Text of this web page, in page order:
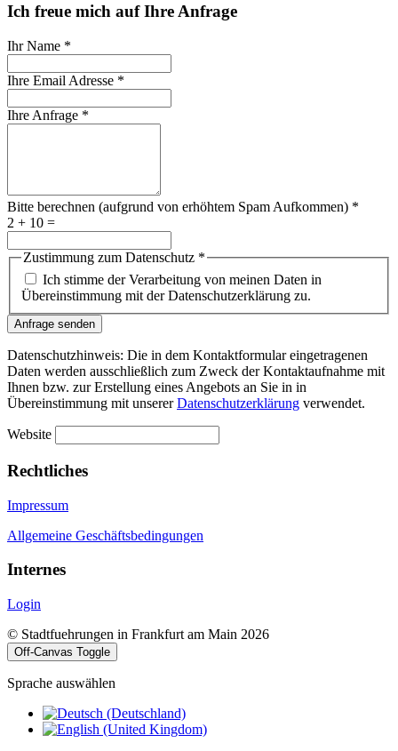
Ich freue mich auf Ihre Anfrage
Ihr Name *
Ihre Email Adresse *
Ihre Anfrage *
Bitte berechnen (aufgrund von erhöhtem Spam Aufkommen) *
2 + 10 =
Zustimmung zum Datenschutz *
Ich stimme der Verarbeitung von meinen Daten in
Übereinstimmung mit der Datenschutzerklärung zu.
Anfrage senden
Datenschutzhinweis: Die in dem Kontaktformular eingetragenen
Daten werden ausschließlich zum Zweck der Kontaktaufnahme mit
Ihnen bzw. zur Erstellung eines Angebots an Sie in in
Übereinstimmung mit unsererDatenschutzerklärung verwendet.
Website
Rechtliches
Impressum
Allgemeine Geschäftsbedingungen
Internes
Login
© Stadtfuehrungen in Frankfurt am Main 2026
Off-Canvas Toggle
Sprache auswählen